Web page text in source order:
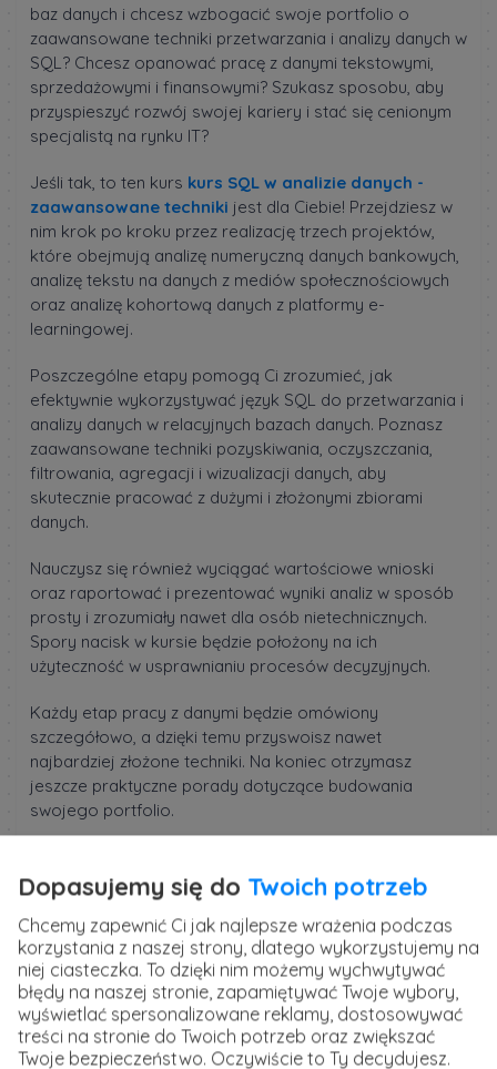
baz danych i chcesz wzbogacić swoje portfolio o
zaawansowane techniki przetwarzania i analizy danych w
SQL? Chcesz opanować pracę z danymi tekstowymi,
sprzedażowymi i finansowymi? Szukasz sposobu, aby
przyspieszyć rozwój swojej kariery i stać się cenionym
specjalistą na rynku IT?
Jeśli tak, to ten kurs kurs SQL w analizie danych -
zaawansowane techniki jest dla Ciebie! Przejdziesz w
nim krok po kroku przez realizację trzech projektów,
które obejmują analizę numeryczną danych bankowych,
analizę tekstu na danych z mediów społecznościowych
oraz analizę kohortową danych z platformy e-
learningowej.
Poszczególne etapy pomogą Ci zrozumieć, jak
efektywnie wykorzystywać język SQL do przetwarzania i
analizy danych w relacyjnych bazach danych. Poznasz
zaawansowane techniki pozyskiwania, oczyszczania,
filtrowania, agregacji i wizualizacji danych, aby
skutecznie pracować z dużymi i złożonymi zbiorami
danych.
Nauczysz się również wyciągać wartościowe wnioski
oraz raportować i prezentować wyniki analiz w sposób
prosty i zrozumiały nawet dla osób nietechnicznych.
Spory nacisk w kursie będzie położony na ich
użyteczność w usprawnianiu procesów decyzyjnych.
Każdy etap pracy z danymi będzie omówiony
szczegółowo, a dzięki temu przyswoisz nawet
najbardziej złożone techniki. Na koniec otrzymasz
jeszcze praktyczne porady dotyczące budowania
swojego portfolio.
zapraszamy do udziału w szkoleniu. Zobaczysz, że po
jego ukończeniu staniesz się analitykiem, którego każda
firma będzie chciała mieć w swoim zespole.
Szkolenie prowadziPiotr Dzwiniel, neuronaukowiec,
programista i danetyk, który od ponad 10 lat zajmuje się
pracą z danymi w sektorze naukowym i prywatnym.
Autor szkolenia miał okazję uczestniczyć w różnych
Dopasujemy się do Twoich potrzeb
Chcemy zapewnić Ci jak najlepsze wrażenia podczas
korzystania z naszej strony, dlatego wykorzystujemy na
niej ciasteczka. To dzięki nim możemy wychwytywać
błędy na naszej stronie, zapamiętywać Twoje wybory,
wyświetlać spersonalizowane reklamy, dostosowywać
treści na stronie do Twoich potrzeb oraz zwiększać
Twoje bezpieczeństwo. Oczywiście to Ty decydujesz.